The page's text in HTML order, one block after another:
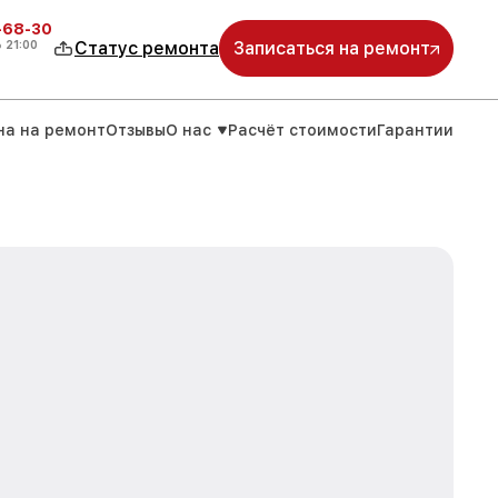
30
21:00 Статус ремонта Записаться на ремонт
на ремонтОтзывыО нас Расчёт стоимостиГарантии